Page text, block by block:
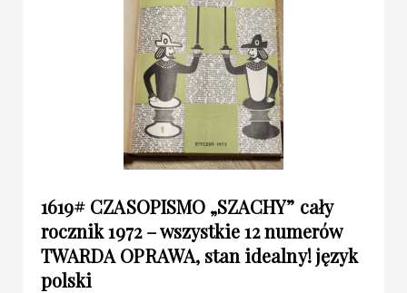
1619# CZASOPISMO „SZACHY” cały
rocznik 1972 – wszystkie 12 numerów
TWARDA OPRAWA, stan idealny! język
polski